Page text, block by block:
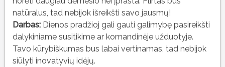
natūralus, tad nebijok išreikšti savo jausmų!
Darbas:Dienos pradžioj gali gauti galimybę pasireikšti
dalykiniame susitikime ar komandinėje užduotyje.
Tavo kūrybiškumas bus labai vertinamas, tad nebijok
siūlyti inovatyvių idėjų.